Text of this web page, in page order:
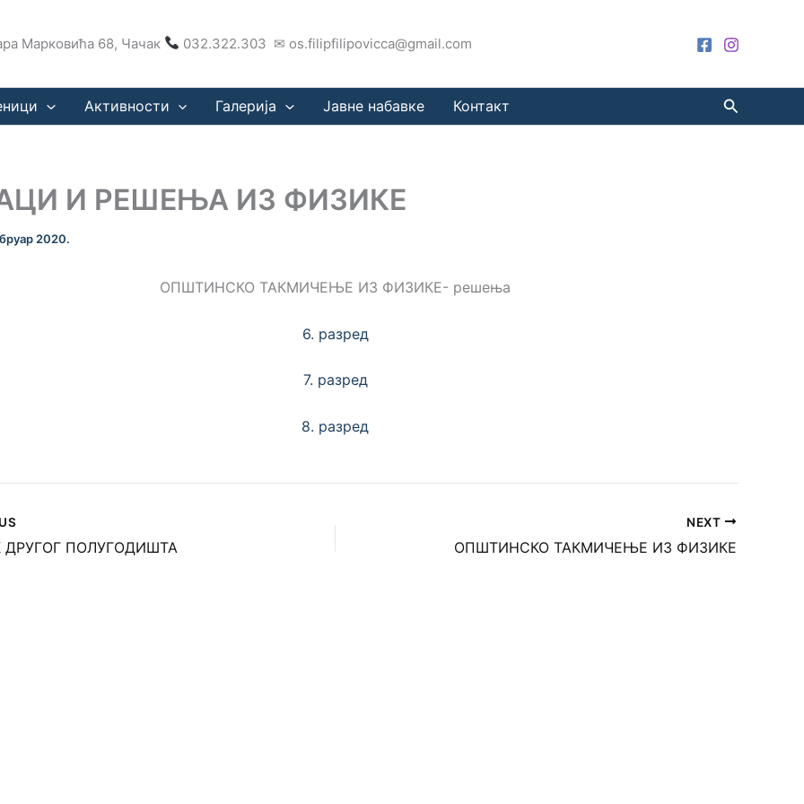
Марковића 68, Чачак 032.322.303 ✉ os.filipfilipovicca@gmail.com
Активности Галерија Јавне набавке Контакт Претрага
И РЕШЕЊА ИЗ ФИЗИКЕ
2020.
ОПШТИНСКО ТАКМИЧЕЊЕ ИЗ ФИЗИКЕ- решења
6. разред
7. разред
8. разред
ДРУГОГ ПОЛУГОДИШТА
NEXT
ОПШТИНСКО ТАКМИЧЕЊЕ ИЗ ФИЗИКЕ